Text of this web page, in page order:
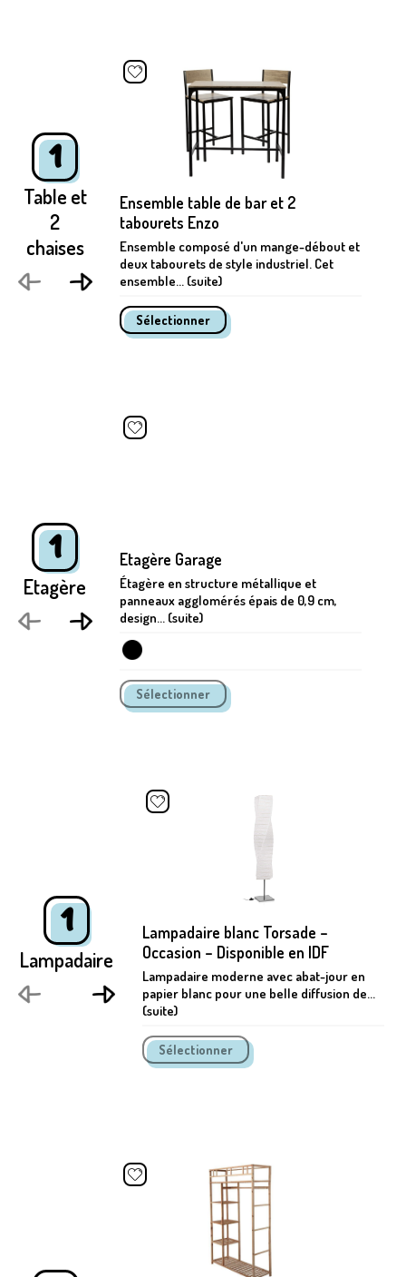
1
Table et
2
chaises
Ensemble table de bar et 2
tabourets Enzo
Ensemble composé d'un mange-débout et
deux tabourets de style industriel. Cet
ensemble... (suite)
1
Etagère
Etagère Garage
Étagère en structure métallique et
panneaux agglomérés épais de 0,9 cm,
design... (suite)
1
Lampadaire
Lampadaire blanc Torsade –
Occasion – Disponible en IDF
Lampadaire moderne avec abat-jour en
papier blanc pour une belle diffusion de...
(suite)